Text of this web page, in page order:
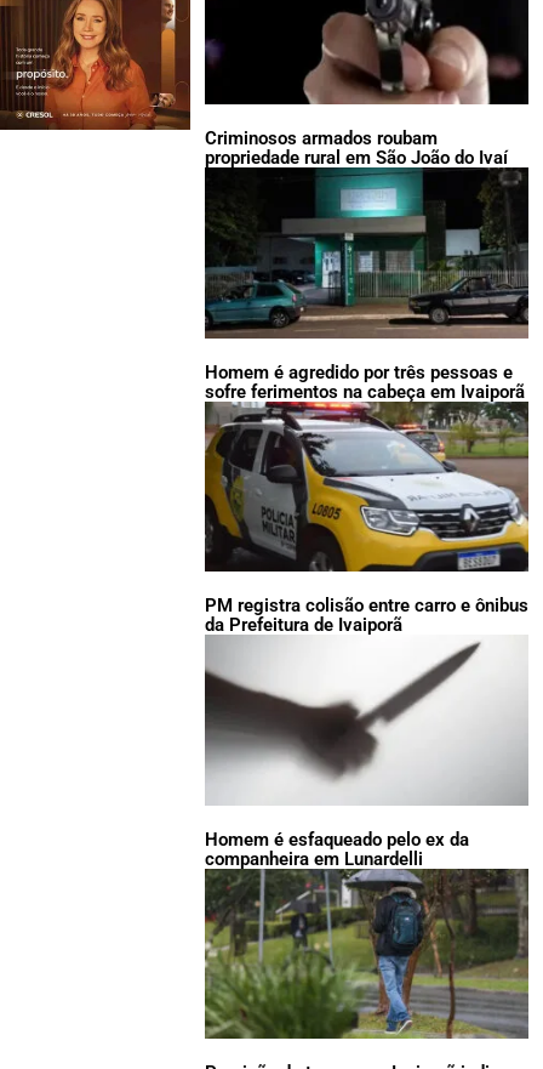
Criminosos armados roubam
propriedade rural em São João do Ivaí
Homem é agredido por três pessoas e
sofre ferimentos na cabeça em Ivaiporã
PM registra colisão entre carro e ônibus
da Prefeitura de Ivaiporã
Homem é esfaqueado pelo ex da
companheira em Lunardelli